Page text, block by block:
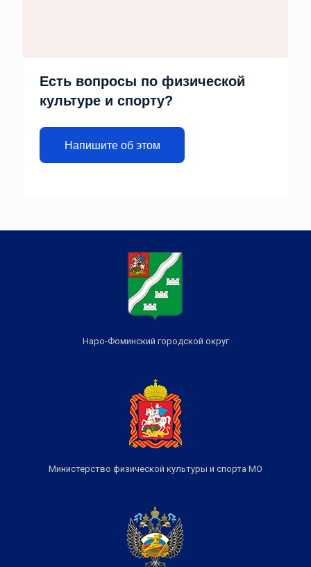
Есть вопросы по физической
культуре и спорту?
Напишите об этом
Наро-Фоминский городской округ
Министерство физической культуры и спорта МО